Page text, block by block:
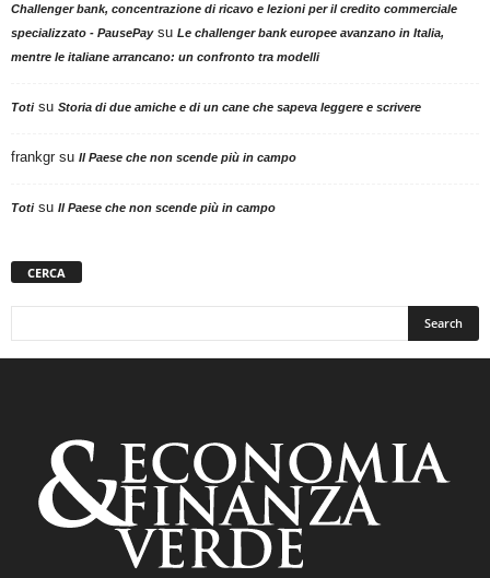
Challenger bank, concentrazione di ricavo e lezioni per il credito commerciale
specializzato - PausePaysu Le challenger bank europee avanzano in Italia,
mentre le italiane arrancano: un confronto tra modelli
Totisu Storia di due amiche e di un cane che sapeva leggere e scrivere
frankgr su Il Paese che non scende più in campo
Totisu Il Paese che non scende più in campo
CERCA